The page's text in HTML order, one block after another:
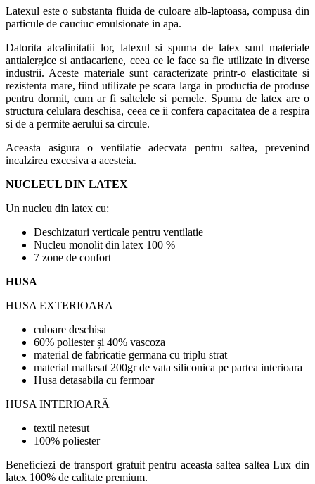
Latexul este o substanta fluida de culoare alb-laptoasa, compusa din
particule de cauciuc emulsionate in apa.
Datorita alcalinitatii lor, latexul si spuma de latex sunt materiale
antialergice si antiacariene, ceea ce le face sa fie utilizate in diverse
industrii. Aceste materiale sunt caracterizate printr-o elasticitate si
rezistenta mare, fiind utilizate pe scara larga in productia de produse
pentru dormit, cum ar fi saltelele si pernele. Spuma de latex are o
structura celulara deschisa, ceea ce ii confera capacitatea de a respira
si de a permite aerului sa circule.
Aceasta asigura o ventilatie adecvata pentru saltea, prevenind
incalzirea excesiva a acesteia.
NUCLEUL DIN LATEX
Un nucleu din latex cu:
Deschizaturi verticale pentru ventilatie
Nucleu monolit din latex 100 %
7 zone de confort
HUSA
HUSA EXTERIOARA
culoare deschisa
60% poliester și 40% vascoza
material de fabricatie germana cu triplu strat
material matlasat 200gr de vata siliconica pe partea interioara
Husa detasabila cu fermoar
HUSA INTERIOARĂ
textil netesut
100% poliester
Beneficiezi de transport gratuit pentru aceasta saltea saltea Lux din
latex 100% de calitate premium.